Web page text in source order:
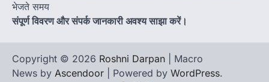
भेजते समय
संपूर्ण विवरण और संपर्क जानकारी अवश्य साझा करें।
Copyright © 2026 Roshni Darpan | Macro
News by Ascendoor | Powered by WordPress.